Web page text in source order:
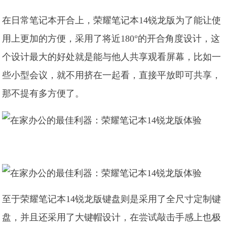
在日常笔记本开合上，荣耀笔记本14锐龙版为了能让使
用上更加的方便，采用了将近180°的开合角度设计，这
个设计最大的好处就是能与他人共享观看屏幕，比如一
些小型会议，就不用挤在一起看，直接平放即可共享，
那不提有多方便了。
至于荣耀笔记本14锐龙版键盘则是采用了全尺寸定制键
盘，并且还采用了大键帽设计，在尝试敲击手感上也极